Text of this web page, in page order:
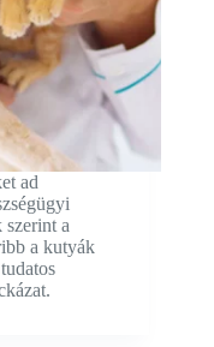
ad
a
a kutyák